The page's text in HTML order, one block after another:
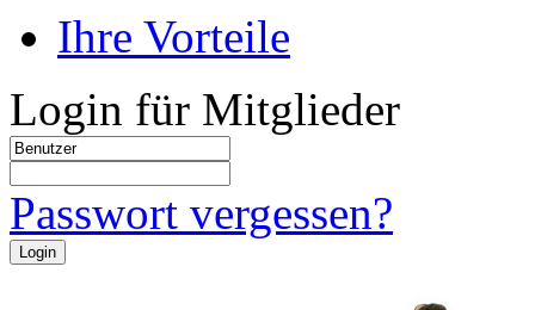
Ihre Vorteile
Login für Mitglieder
Passwort vergessen?